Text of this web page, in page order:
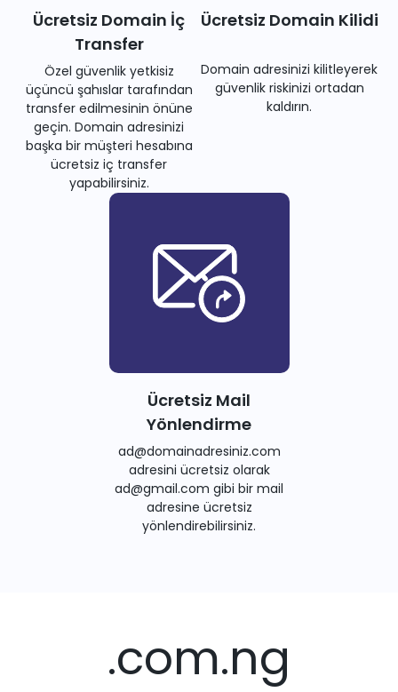
Ücretsiz Domain İç
Transfer
Özel güvenlik yetkisiz
üçüncü şahıslar tarafından
transfer edilmesinin önüne
geçin. Domain adresinizi
başka bir müşteri hesabına
ücretsiz iç transfer
yapabilirsiniz.
Ücretsiz Domain Kilidi
Domain adresinizi kilitleyerek
güvenlik riskinizi ortadan
kaldırın.
Ücretsiz Mail
Yönlendirme
ad@domainadresiniz.com
adresini ücretsiz olarak
ad@gmail.com gibi bir mail
adresine ücretsiz
yönlendirebilirsiniz.
.com.ng